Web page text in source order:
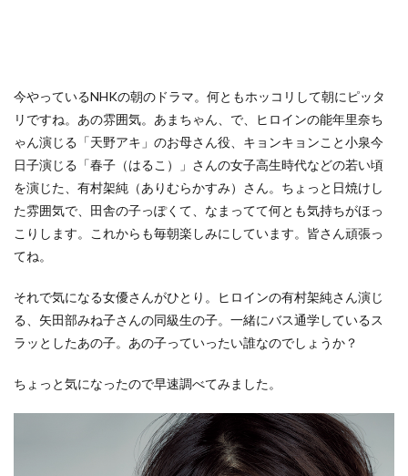
今やっているNHKの朝のドラマ。何ともホッコリして朝にピッタ
リですね。あの雰囲気。あまちゃん、で、ヒロインの能年里奈ち
ゃん演じる「天野アキ」のお母さん役、キョンキョンこと小泉今
日子演じる「春子（はるこ）」さんの女子高生時代などの若い頃
を演じた、有村架純（ありむらかすみ）さん。ちょっと日焼けし
た雰囲気で、田舎の子っぽくて、なまってて何とも気持ちがほっ
こりします。これからも毎朝楽しみにしています。皆さん頑張っ
てね。
それで気になる女優さんがひとり。ヒロインの有村架純さん演じ
る、矢田部みね子さんの同級生の子。一緒にバス通学しているス
ラッとしたあの子。あの子っていったい誰なのでしょうか？
ちょっと気になったので早速調べてみました。